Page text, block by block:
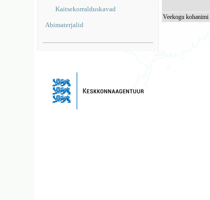
Kaitsekorralduskavad
Abimaterjalid
Veekogu kohanimi